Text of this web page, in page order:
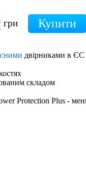
грн
двірниками в ЄС
складом
Protection Plus -